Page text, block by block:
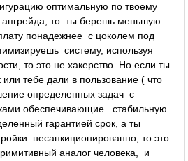
оптимальную по твоему
апгрейда, то ты берешь меньшую
понадежнее с цоколем под
систему, используя
то это не хакерство. Но если ты
или тебе дали в пользование ( что
определенных задач с
обеспечивающие стабильную
гарантией срок, а ты
несанкиционированно, то это
аналог человека, и